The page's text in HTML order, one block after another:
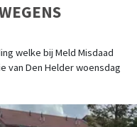
welke bij Meld Misdaad
van Den Helder woensdag